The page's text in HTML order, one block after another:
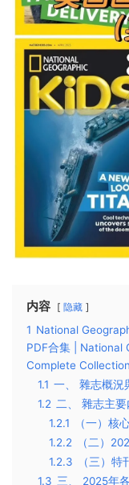
内容 隐藏
1 National
PDF合集 | National
Complete Collection
1.1 一、 雜志概況
1.2 二、 雜志主要
1.2.1
（一）核
1.2.2
（二）
1.2.3
（三）特
1.3 三、 2025年